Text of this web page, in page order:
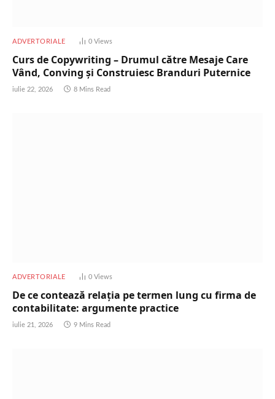
ADVERTORIALE 0 Views
Curs de Copywriting – Drumul către Mesaje Care
Vând, Conving și Construiesc Branduri Puternice
iulie 22, 2026 8 Mins Read
ADVERTORIALE 0 Views
De ce contează relația pe termen lung cu firma de
contabilitate: argumente practice
iulie 21, 2026 9 Mins Read